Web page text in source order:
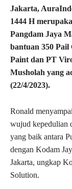
Jakarta,
1444 H
Pangdam Jaya
bantuan 350
Paint dan PT
Musholah yang
(22/4/2023).
Ronald
wujud kepedulian
yang baik antara
dengan Kodam
Jakarta, ungkap
Solution.